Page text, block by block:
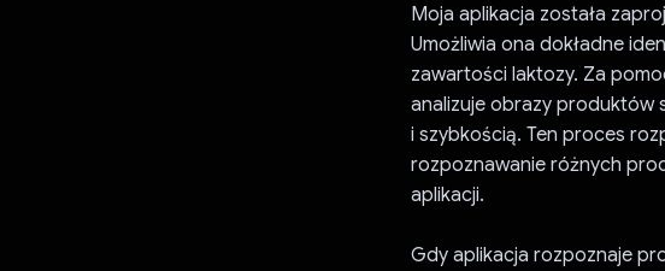
Moja aplikacja została
Umożliwia ona dokładne
zawartości laktozy. Za
analizuje obrazy produktów
i szybkością. Ten proces
rozpoznawanie różnych
aplikacji.
Gdy aplikacja rozpoznaje